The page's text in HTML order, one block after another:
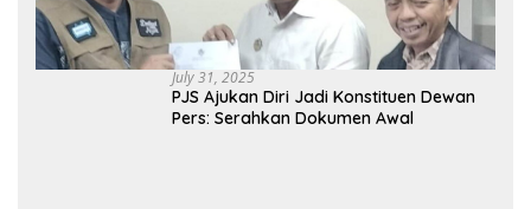
July 31, 2025
PJS Ajukan Diri Jadi Konstituen Dewan
Pers: Serahkan Dokumen Awal